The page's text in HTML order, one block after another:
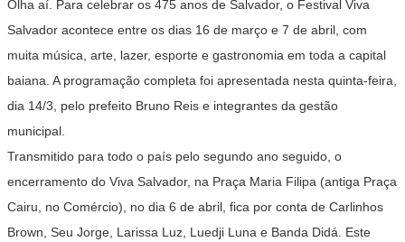
Olha aí. Para celebrar os 475 anos de Salvador, o Festival Viva
Salvador acontece entre os dias 16 de março e 7 de abril, com
muita música, arte, lazer, esporte e gastronomia em toda a capital
baiana. A programação completa foi apresentada nesta quinta-feira,
dia 14/3, pelo prefeito Bruno Reis e integrantes da gestão
municipal.
Transmitido para todo o país pelo segundo ano seguido, o
encerramento do Viva Salvador, na Praça Maria Filipa (antiga Praça
Cairu, no Comércio), no dia 6 de abril, fica por conta de Carlinhos
Brown, Seu Jorge, Larissa Luz, Luedji Luna e Banda Didá. Este